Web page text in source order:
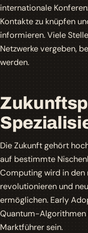
internationale
Kontakte zu knüpfen
informieren. Viele
Netzwerke vergeben,
werden.
Die Zukunft gehört
auf bestimmte
Computing wird in den
revolutionieren und
ermöglichen. Early
Quantum-Algorithmen
Marktführer sein.